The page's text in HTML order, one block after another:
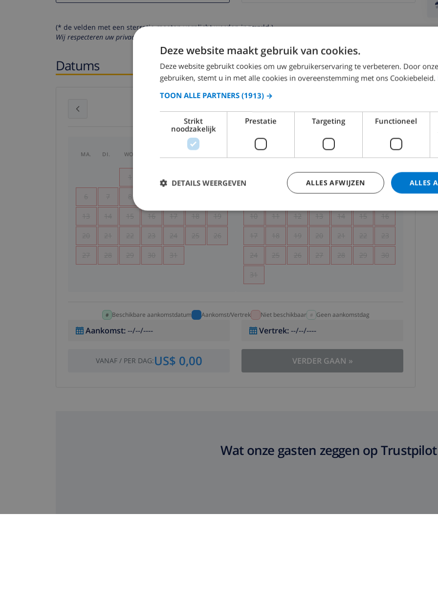
(* de velden met een sterretje moeten verplicht worden ingevuld )
Wij respecteren uw privacy. Uw persoonlijke gegevens worden nooit aan derden verstrekt.
Datums
juli 2026 augustus 2026
MA. DI. WO.
1
6 7 8
13 14 15 16 17 18 19
20 21 22 23 24 25 26
27 28 29 30 31
2
5 6 7 8
10 11 12 13 14 15 16
17 18 19 20 21 22 23
24 25 26 27 28 29 30
31
Beschikbare aankomstdatum Aankomst/Vertrek Niet beschikbaar Geen aankomstdag
Aankomst:--/--/---- Vertrek:--/--/----
VANAF/ PER DAG:US$ 0,00 VERDER GAAN »
Wat onze gasten zeggen op Trustpilot
Deze website maakt gebruik van cookies.
Deze website gebruikt cookies om uw gebruikerservaring te verbeteren. Door
gebruiken, stemt u in met alle cookies in overeenstemming met ons Cookiebeleid.
TOON ALLE PARTNERS (1913) →
Strikt
noodzakelijk
Prestatie Targeting Functioneel
ALLES
ALLES AFWIJZEN
DETAILS WEERGEVEN